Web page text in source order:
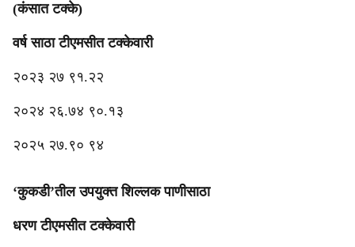
(कंसात टक्के)
वर्ष साठा टीएमसीत टक्केवारी
२०२३ २७ ९१.२२
२०२४ २६.७४ ९०.१३
२०२५ २७.९० ९४
‘कुकडी’तील उपयुक्त शिल्लक पाणीसाठा
धरण टीएमसीत टक्केवारी